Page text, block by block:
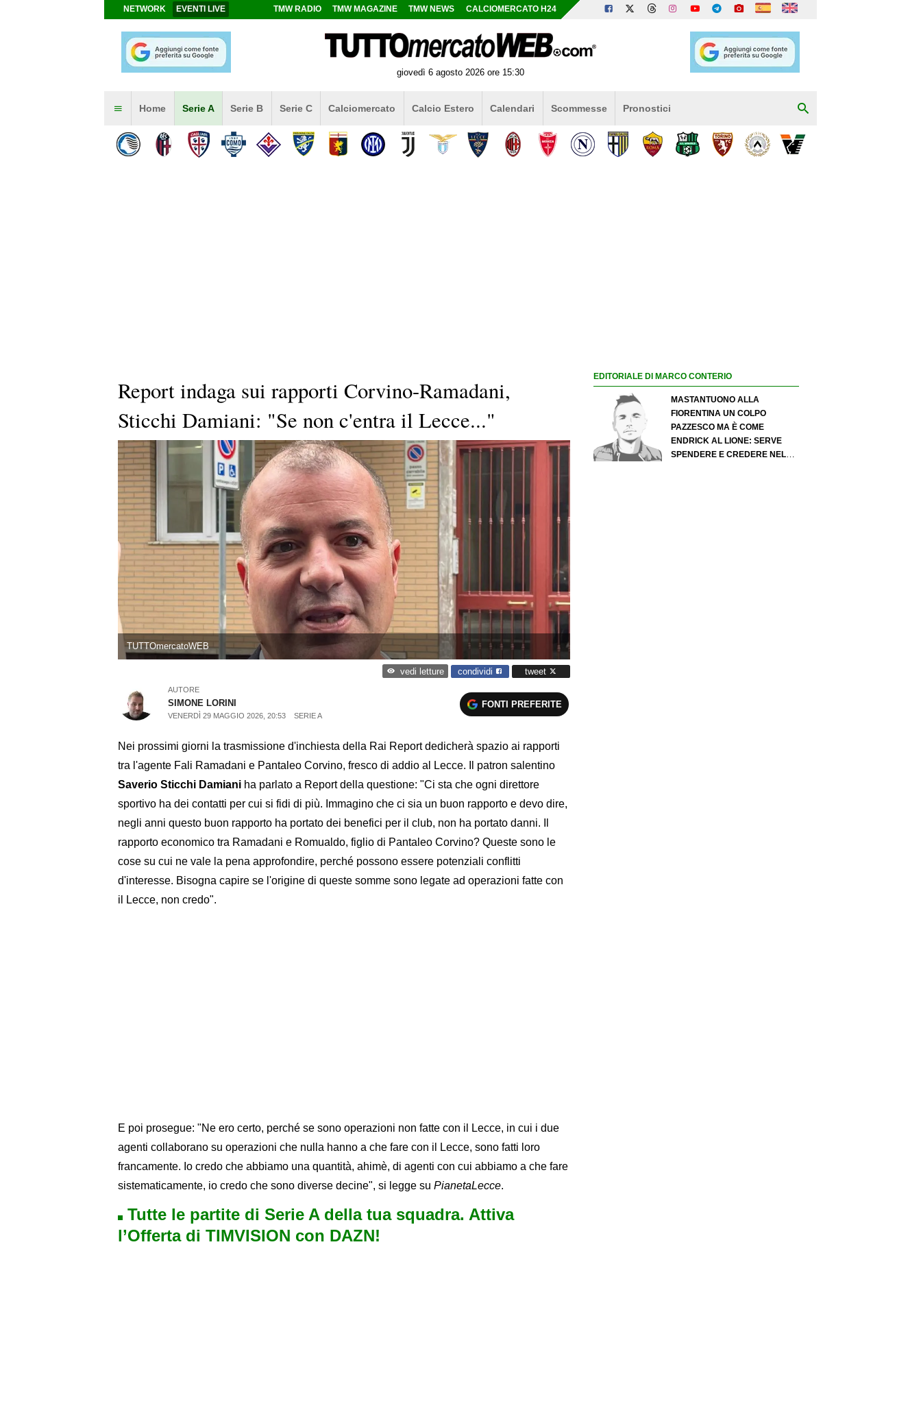
NETWORK EVENTI LIVE TMW RADIO TMW MAGAZINE TMW NEWS CALCIOMERCATO H24
giovedì 6 agosto 2026 ore 15:30
Home Serie A Serie B Serie C Calciomercato Calcio Estero Calendari Scommesse Pronostici
Report indaga sui rapporti Corvino-Ramadani,
Sticchi Damiani: "Se non c'entra il Lecce..."
TUTTOmercatoWEB
vedi letture condividi tweet
AUTORE
SIMONE LORINI
VENERDÌ 29 MAGGIO 2026, 20:53 SERIE A
FONTI PREFERITE
Nei prossimi giorni la trasmissione d'inchiesta della Rai Report dedicherà spazio ai rapporti
tra l'agente Fali Ramadani e Pantaleo Corvino, fresco di addio al Lecce. Il patron salentino
Saverio Sticchi Damiani ha parlato a Report della questione: "Ci sta che ogni direttore
sportivo ha dei contatti per cui si fidi di più. Immagino che ci sia un buon rapporto e devo dire,
negli anni questo buon rapporto ha portato dei benefici per il club, non ha portato danni. Il
rapporto economico tra Ramadani e Romualdo, figlio di Pantaleo Corvino? Queste sono le
cose su cui ne vale la pena approfondire, perché possono essere potenziali conflitti
d'interesse. Bisogna capire se l'origine di queste somme sono legate ad operazioni fatte con
il Lecce, non credo".
E poi prosegue: "Ne ero certo, perché se sono operazioni non fatte con il Lecce, in cui i due
agenti collaborano su operazioni che nulla hanno a che fare con il Lecce, sono fatti loro
francamente. Io credo che abbiamo una quantità, ahimè, di agenti con cui abbiamo a che fare
sistematicamente, io credo che sono diverse decine", si legge su PianetaLecce.
Tutte le partite di Serie A della tua squadra. Attiva
l’Offerta di TIMVISION con DAZN!
EDITORIALE DI MARCO CONTERIO
MASTANTUONO ALLA
FIORENTINA UN COLPO
PAZZESCO MA È COME
ENDRICK AL LIONE: SERVE
SPENDERE E CREDERE NELLO